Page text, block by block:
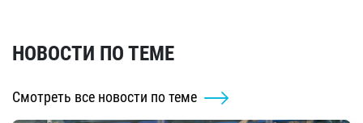
НОВОСТИ ПО ТЕМЕ
Смотреть все новости по теме